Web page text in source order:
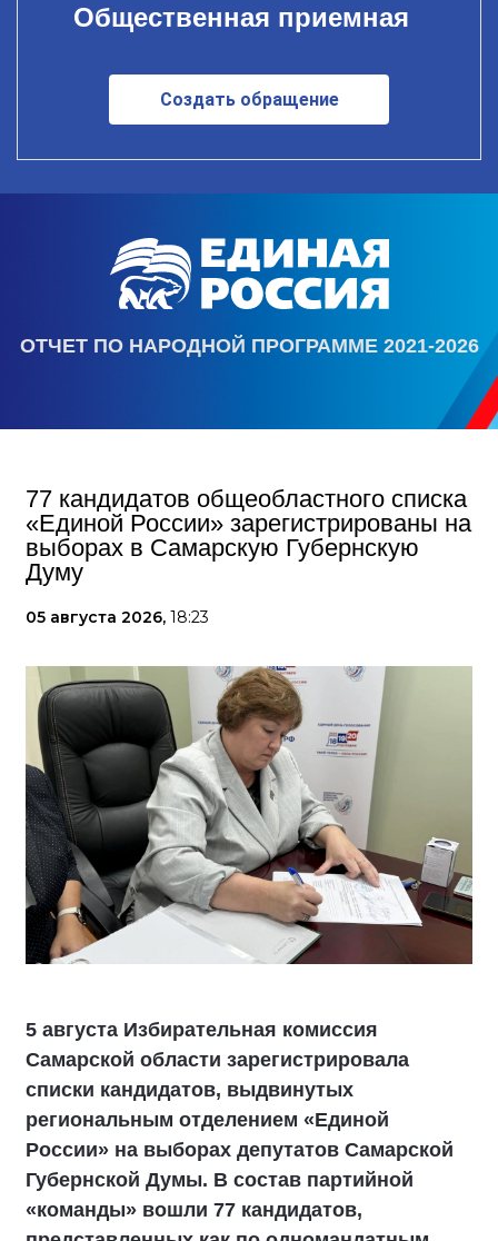
Общественная приемная
Создать обращение
ОТЧЕТ ПО НАРОДНОЙ ПРОГРАММЕ 2021-2026
77 кандидатов общеобластного списка
«Единой России» зарегистрированы на
выборах в Самарскую Губернскую
Думу
05 августа 2026, 18:23
5 августа Избирательная комиссия
Самарской области зарегистрировала
списки кандидатов, выдвинутых
региональным отделением «Единой
России» на выборах депутатов Самарской
Губернской Думы. В состав партийной
«команды» вошли 77 кандидатов,